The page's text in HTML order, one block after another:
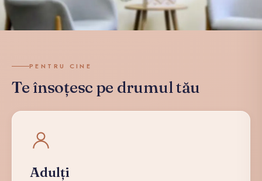
PENTRU CINE
Te însoțesc pe drumul tău
Adulți